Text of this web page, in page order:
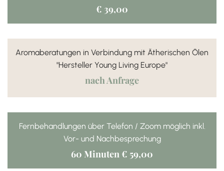
€ 39,00
Aromaberatungen in Verbindung mit Ätherischen Ölen
"Hersteller Young Living Europe"
nach Anfrage
Fernbehandlungen über Telefon / Zoom möglich inkl.
Vor- und Nachbesprechung
60 Minuten € 59,00